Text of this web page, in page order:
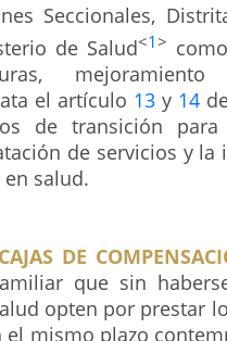
Seccionales,
de Salud<1>
el artículo 13 y 14
de transición
de servicios y la
salud.
DE
que sin
opten por prestar
el mismo plazo